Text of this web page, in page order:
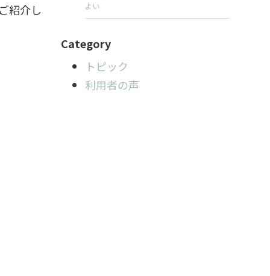
紹介し
よい
Category
トピック
利用者の声